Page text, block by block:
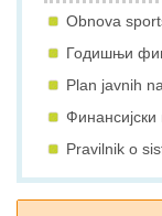
Obnova
Годишњи
Plan javnih
Pravilnik o